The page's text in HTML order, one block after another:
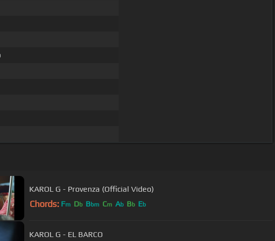
KAROL G - Provenza (Official Video)
Chords: Fm Db Bbm Cm Ab Bb Eb
KAROL G - EL BARCO